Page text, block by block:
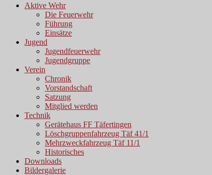
Aktive Wehr
Die Feuerwehr
Führung
Einsätze
Jugend
Jugendfeuerwehr
Jugendgruppe
Verein
Chronik
Vorstandschaft
Satzung
Mitglied werden
Technik
Gerätehaus FF Täfertingen
Löschgruppenfahrzeug Täf 41/1
Mehrzweckfahrzeug Täf 11/1
Historisches
Downloads
Bildergalerie